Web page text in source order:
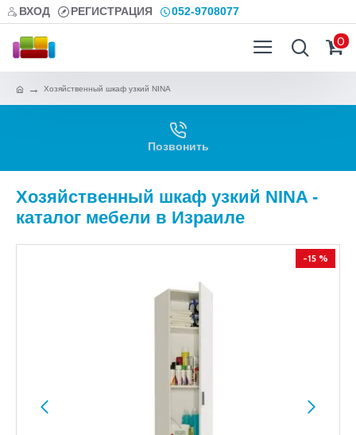
ВХОД РЕГИСТРАЦИЯ 052-9708077
0
Хозяйственный шкаф узкий NINA
Позвонить
Хозяйственный шкаф узкий NINA -
каталог мебели в Израиле
-15 %